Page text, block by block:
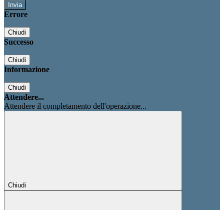
Errore
Chiudi
Successo
Chiudi
Informazione
Chiudi
Attendere...
Attendere il completamento dell'operazione...
Chiudi